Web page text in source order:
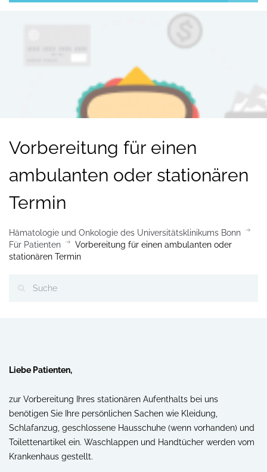
Vorbereitung für einen
ambulanten oder stationären
Termin
Hämatologie und Onkologie des Universitätsklinikums Bonn
Für Patienten
Vorbereitung für einen ambulanten oder
stationären Termin
Liebe Patienten,
zur Vorbereitung Ihres stationären Aufenthalts bei uns
benötigen Sie Ihre persönlichen Sachen wie Kleidung,
Schlafanzug, geschlossene Hausschuhe (wenn vorhanden) und
Toilettenartikel ein. Waschlappen und Handtücher werden vom
Krankenhaus gestellt.